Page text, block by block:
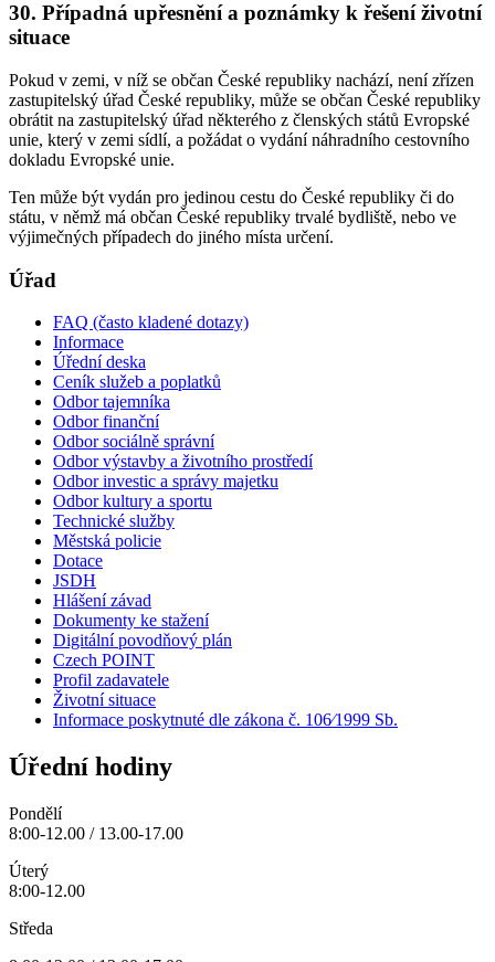
30. Případná upřesnění a poznámky k řešení životní
situace
Pokud v zemi, v níž se občan České republiky nachází, není zřízen
zastupitelský úřad České republiky, může se občan České republiky
obrátit na zastupitelský úřad některého z členských států Evropské
unie, který v zemi sídlí, a požádat o vydání náhradního cestovního
dokladu Evropské unie.
Ten může být vydán pro jedinou cestu do České republiky či do
státu, v němž má občan České republiky trvalé bydliště, nebo ve
výjimečných případech do jiného místa určení.
Úřad
FAQ (často kladené dotazy)
Informace
Úřední deska
Ceník služeb a poplatků
Odbor tajemníka
Odbor finanční
Odbor sociálně správní
Odbor výstavby a životního prostředí
Odbor investic a správy majetku
Odbor kultury a sportu
Technické služby
Městská policie
Dotace
JSDH
Hlášení závad
Dokumenty ke stažení
Digitální povodňový plán
Czech POINT
Profil zadavatele
Životní situace
Informace poskytnuté dle zákona č. 106⁄1999 Sb.
Úřední hodiny
Pondělí
8:00-12.00 / 13.00-17.00
Úterý
8:00-12.00
Středa